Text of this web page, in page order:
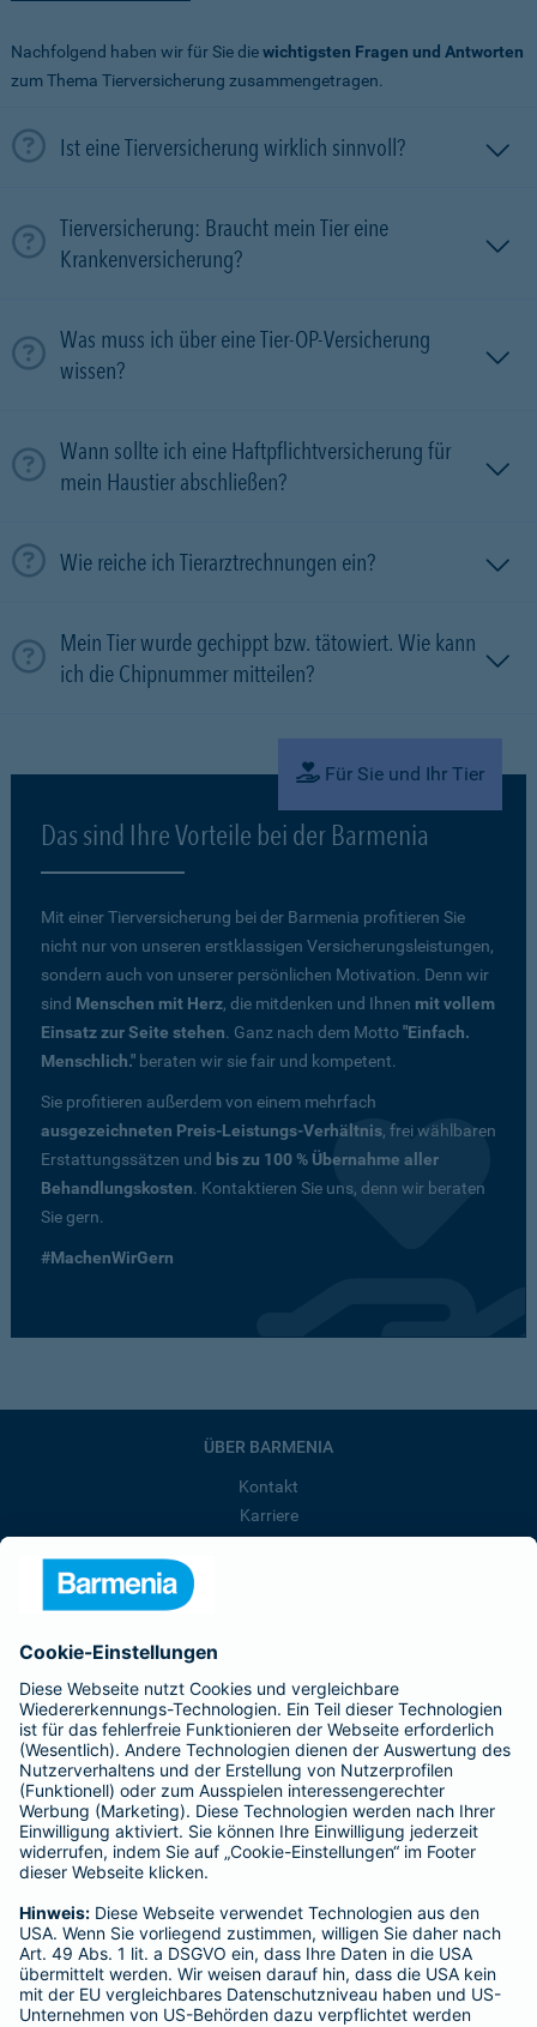
Nachfolgend haben wir für Sie diewichtigsten Fragen und Antworten
zum Thema Tierversicherung zusammengetragen.
Ist eine Tierversicherung wirklich sinnvoll?
Tierversicherung: Braucht mein Tier eine
Krankenversicherung?
Was muss ich über eine Tier-OP-Versicherung
wissen?
Wann sollte ich eine Haftpflichtversicherung für
mein Haustier abschließen?
Wie reiche ich Tierarztrechnungen ein?
Mein Tier wurde gechippt bzw. tätowiert. Wie kann
ich die Chipnummer mitteilen?
Für Sie und Ihr Tier
Das sind Ihre Vorteile bei der Barmenia
Mit einer Tierversicherung bei der Barmenia profitieren Sie
nicht nur von unseren erstklassigen Versicherungsleistungen,
sondern auch von unserer persönlichen Motivation. Denn wir
sind Menschen mit Herz, die mitdenken und Ihnen mit vollem
Einsatz zur Seite stehen. Ganz nach dem Motto"Einfach.
Menschlich." beraten wir sie fair und kompetent.
Sie profitieren außerdem von einem mehrfach
ausgezeichneten Preis-Leistungs-Verhältnis, frei wählbaren
Erstattungssätzen und bis zu 100 % Übernahme aller
Behandlungskosten. Kontaktieren Sie uns, denn wir beraten
Sie gern.
#MachenWirGern
ÜBER BARMENIA
Kontakt
Karriere
Barmenia ist Teil der BarmeniaGothaer
BELIEBTE SEITEN
Kranken-Zusatzversicherung
Tierversicherungen
Haftpflichtversicherung
Hausratversicherung
Adresse ändern
Schaden melden
Kilometerstandsmeldung
Serviceübersicht